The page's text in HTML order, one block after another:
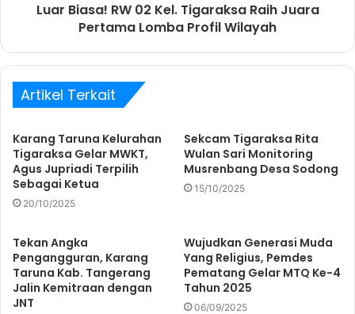
Luar Biasa! RW 02 Kel. Tigaraksa Raih Juara
Pertama Lomba Profil Wilayah
Artikel Terkait
Karang Taruna Kelurahan
Tigaraksa Gelar MWKT,
Agus Jupriadi Terpilih
Sebagai Ketua
20/10/2025
Sekcam Tigaraksa Rita
Wulan Sari Monitoring
Musrenbang Desa Sodong
15/10/2025
Tekan Angka
Pengangguran, Karang
Taruna Kab. Tangerang
Jalin Kemitraan dengan
JNT
Wujudkan Generasi Muda
Yang Religius, Pemdes
Pematang Gelar MTQ Ke-4
Tahun 2025
06/09/2025